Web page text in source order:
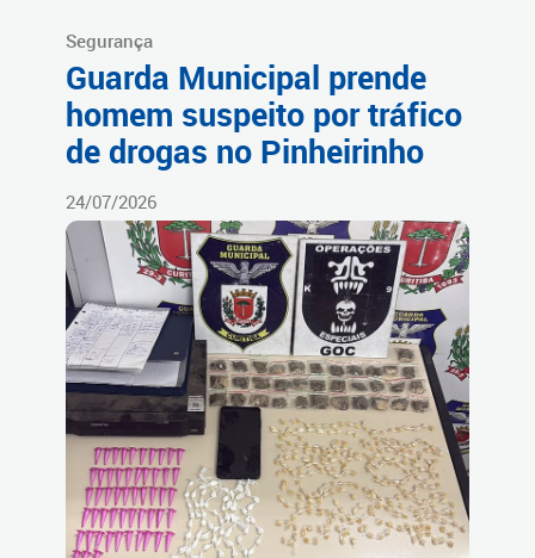
Segurança
Guarda Municipal prende
homem suspeito por tráfico
de drogas no Pinheirinho
24/07/2026